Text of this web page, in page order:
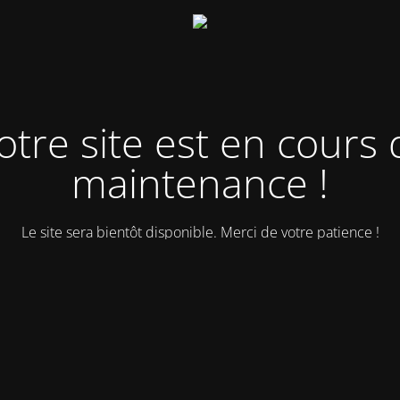
site est en cours
maintenance !
Le site sera bientôt disponible. Merci de votre patience !